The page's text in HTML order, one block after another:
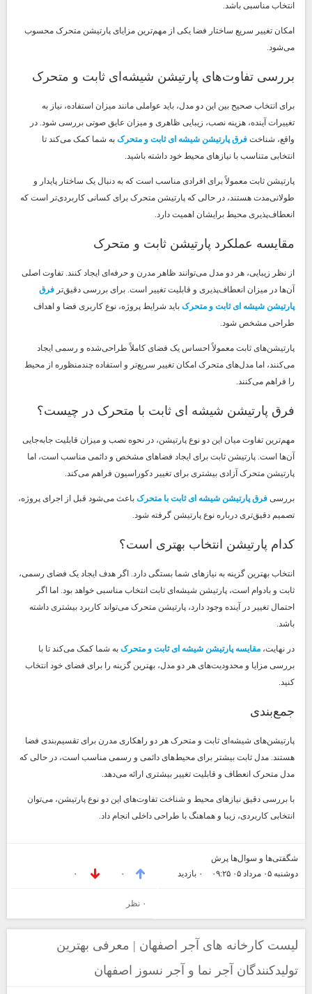
انتخاب مناسبی باشد.
امکان تغییر سریع ساختار فضا یکی از مهم‌ترین مزایای پارتیشن متحرک محسوب
می‌شود.
بررسی تفاوت‌های پارتیشن شیشه‌ای ثابت و متحرک
برای انتخاب صحیح بین این دو مدل، باید عواملی مانند میزان استفاده، نیاز به
تغییرات آینده، هزینه نصب، زیبایی ظاهری و میزان عایق صوتی بررسی شود. در
واقع، شناخت فرق پارتیشن شیشه ای ثابت و متحرک به شما کمک می‌کند تا
انتخابی متناسب با نیازهای محیط خود داشته باشید.
پارتیشن ثابت معمولاً برای افرادی مناسب است که به دنبال یک ساختار پایدار و
طولانی‌مدت هستند، در حالی که پارتیشن متحرک برای کسانی کاربردی‌تر است که
انعطاف‌پذیری محیط برایشان اهمیت دارد.
مقایسه عملکرد پارتیشن ثابت و متحرک
از نظر زیبایی، هر دو مدل می‌توانند ظاهر مدرن و حرفه‌ای ایجاد کنند. تفاوت اصلی
آن‌ها در میزان انعطاف‌پذیری و قابلیت تغییر است. برای بررسی دقیق‌تر فرق
پارتیشن شیشه ای ثابت و متحرک باید شرایط پروژه، نوع کاربری فضا و اهداف
طراحی مشخص شود.
پارتیشن‌های ثابت معمولاً احساس یک فضای کاملاً طراحی‌شده و رسمی ایجاد
می‌کنند، اما مدل‌های متحرک امکان تغییر سریع‌تر و استفاده چندمنظوره از محیط
را فراهم می‌کنند.
فرق پارتیشن شیشه ای ثابت با متحرک در چیست؟
مهم‌ترین تفاوت میان این دو نوع پارتیشن، در نحوه نصب و میزان قابلیت جابه‌جایی
آن‌ها است. پارتیشن ثابت برای ایجاد فضاهای مشخص و دائمی مناسب است، اما
پارتیشن متحرک آزادی بیشتری برای تغییر دکوراسیون فراهم می‌کند.
بررسی فرق پارتیشن شیشه ای ثابت با متحرک باعث می‌شود قبل از اجرای پروژه،
تصمیم دقیق‌تری درباره نوع پارتیشن گرفته شود.
کدام پارتیشن انتخاب بهتری است؟
انتخاب بهترین گزینه به نیازهای شما بستگی دارد. اگر هدف ایجاد یک فضای رسمی،
ثابت و بادوام است، پارتیشن شیشه‌ای ثابت انتخاب مناسبی خواهد بود. اما اگر
احتمال تغییر در آینده وجود دارد، پارتیشن متحرک می‌تواند کاربرد بیشتری داشته
باشد.
در نهایت، مقایسه پارتیشن شیشه ای ثابت و متحرک به شما کمک می‌کند تا با
بررسی مزایا و محدودیت‌های هر دو مدل، بهترین گزینه را برای فضای خود انتخاب
کنید.
جمع‌بندی
پارتیشن‌های شیشه‌ای ثابت و متحرک هر دو راهکاری مدرن برای تقسیم‌بندی فضا
هستند. مدل ثابت بیشتر برای محیط‌های دائمی و رسمی مناسب است، در حالی که
مدل متحرک انعطاف و قابلیت تغییر بیشتری ارائه می‌دهد.
با بررسی دقیق نیازهای محیط و شناخت تفاوت‌های این دو نوع پارتیشن، می‌توان
انتخابی کاربردی، زیبا و هماهنگ با طراحی داخلی انجام داد.
شگفتی‌ها و سوال‌ها پرش
دوشنبه ۰۵ مرداد ۰۵ ۰۹:۲۵
۰ بازديد ۰ ۰
۰ نظر
لیست کارخانه های آجر اصفهان | معرفی بهترین
تولیدکنندگان آجر نما و آجر نسوز اصفهان